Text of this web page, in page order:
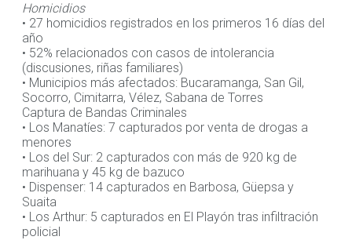
Homicidios
• 27 homicidios registrados en los primeros 16 días del
año
• 52% relacionados con casos de intolerancia
(discusiones, riñas familiares)
• Municipios más afectados: Bucaramanga, San Gil,
Socorro, Cimitarra, Vélez, Sabana de Torres
Captura de Bandas Criminales
• Los Manatíes: 7 capturados por venta de drogas a
menores
• Los del Sur: 2 capturados con más de 920 kg de
marihuana y 45 kg de bazuco
• Dispenser: 14 capturados en Barbosa, Güepsa y
Suaita
• Los Arthur: 5 capturados en El Playón tras infiltración
policial